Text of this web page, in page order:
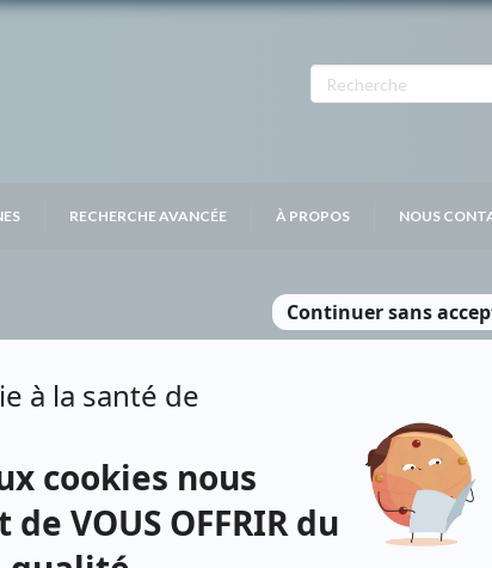
RECHERCHE AVANCÉE À PROPOS NOUS
LAPOINTE
la vérité (Marie-Soleil